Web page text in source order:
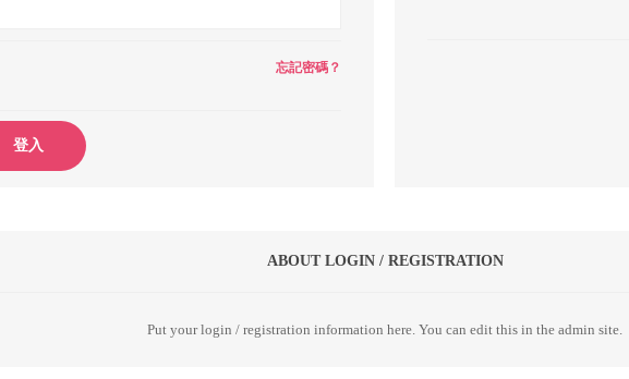
忘記密碼？
登入
ABOUT LOGIN / REGISTRATION
Put your login / registration information here. You can edit this in the admin site.